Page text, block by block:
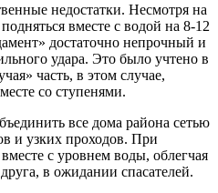
недостатки. Несмотря на
вместе с водой на 8-12
достаточно непрочный и
удара. Это было учтено в
часть, в этом случае,
со ступенями.
все дома района сетью
и узких проходов. При
с уровнем воды, облегчая
в ожидании спасателей.